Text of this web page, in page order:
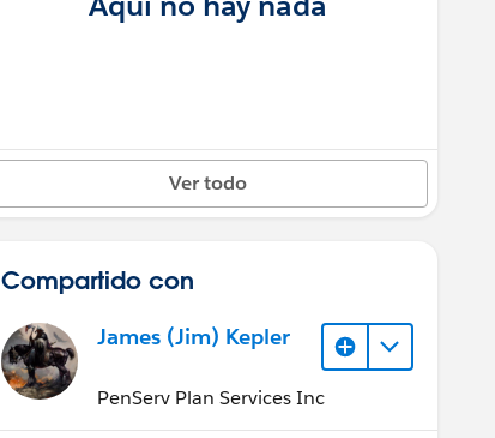
Ver todo
Compartido con
James (Jim) Kepler
PenServ Plan Services Inc